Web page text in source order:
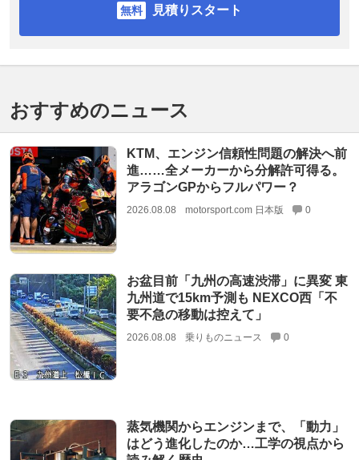
見積りスタート
おすすめのニュース
KTM、エンジン信頼性問題の解決へ前
進……全メーカーから分解許可得る。
アラゴンGPからフルパワー？
2026.08.08 motorsport.com 日本版 0
お盆目前「九州の高速渋滞」に異変 東
九州道で15km予測も NEXCO西「不
要不急の移動は控えて」
2026.08.08 乗りものニュース 0
蒸気機関からエンジンまで、「動力」
はどう進化したのか…工学の視点から